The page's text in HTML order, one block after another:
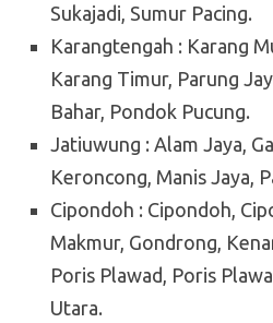
Sukajadi, Sumur Pacing.
Karangtengah : Karang
Karang Timur, Parung
Bahar, Pondok Pucung.
Jatiuwung : Alam Jaya,
Keroncong, Manis Jaya,
Cipondoh : Cipondoh,
Makmur, Gondrong,
Poris Plawad, Poris
Utara.